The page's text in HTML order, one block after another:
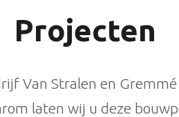
Projecten
Van Stralen en
laten wij u deze